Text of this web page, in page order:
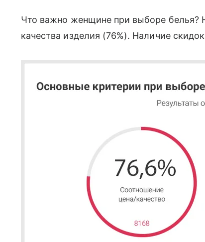
Что важно женщине при выборе
качества изделия (76%). Наличие